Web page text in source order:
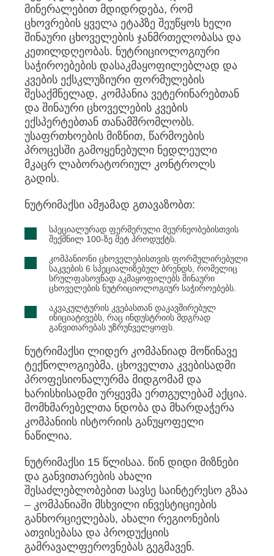
მინერალებით მდიდრდება, რომ
ცხოვრების ყველა ეტაპზე შეუწყოს ხელი
შინაური ცხოველების ჯანმრთელობასა და
კეთილდღეობას. ნუტრიციოლოგიური
საჭიროებების დასაკმაყოფილებლად და
კვების ექსკლუზიური ფორმულების
შესაქმნელად, კომპანია ვეტერინარებთან
და შინაური ცხოველების კვების
ექსპერტებთან თანამშრომლობს.
უსაფრთხოების მიზნით, წარმოების
პროცესში გამოყენებული ნედლეული
მკაცრ ლაბორატორიულ კონტროლს
გადის.
ნუტრიმაქსი ამჟამად გთავაზობთ:
სპეციალურად ფერმერული მეურნეობებისთვის
შექმნილ 100-ზე მეტ პროდუქტს.
კომპანიონი ცხოველებისთვის ფორმულირებული
საკვების 6 სპეციალიზებულ ბრენდს, რომელიც
სრულფასოვნად აკმაყოფილებს შინაური
ცხოველების ნუტრიციოლოგიურ საჭიროებებს.
აკვაკულტურის კვებასთან დაკავშირებულ
ინიციატივებს, რაც ინდუსტრიის მდგრად
განვითარებას უზრუნველყოფს.
ნუტრიმაქსი ლიდერ კომპანიად მოწინავე
ტექნოლოგიებმა, ცხოველთა კვებისადმი
პროფესიონალურმა მიდგომამ და
ხარისხისადმი ურყევმა ერთგულებამ აქცია.
მომხმარებელთა ნდობა და მხარდაჭერა
კომპანიის ისტორიის განუყოფელი
ნაწილია.
ნუტრიმაქსი 15 წლისაა. წინ დიდი მიზნები
და განვითარების ახალი
შესაძლებლობებით სავსე საინტერესო გზაა
– კომპანიაში მსხვილი ინვესტიციების
განხორციელებას, ახალი რეგიონების
ათვისებასა და პროდუქციის
გამრავალფეროვნებას გეგმავენ.